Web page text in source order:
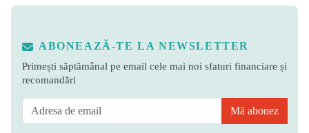
ABONEAZĂ-TE LA NEWSLETTER
Primești săptămânal pe email cele mai noi sfaturi financiare și
recomandări
Mă abonez